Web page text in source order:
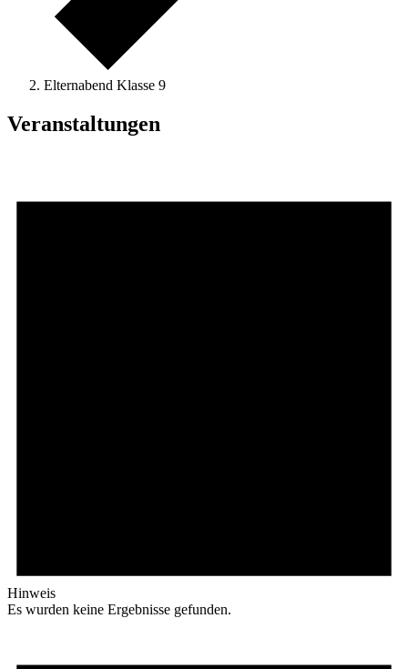
Elternabend Klasse 9
Veranstaltungen
Hinweis
Es wurden keine Ergebnisse gefunden.